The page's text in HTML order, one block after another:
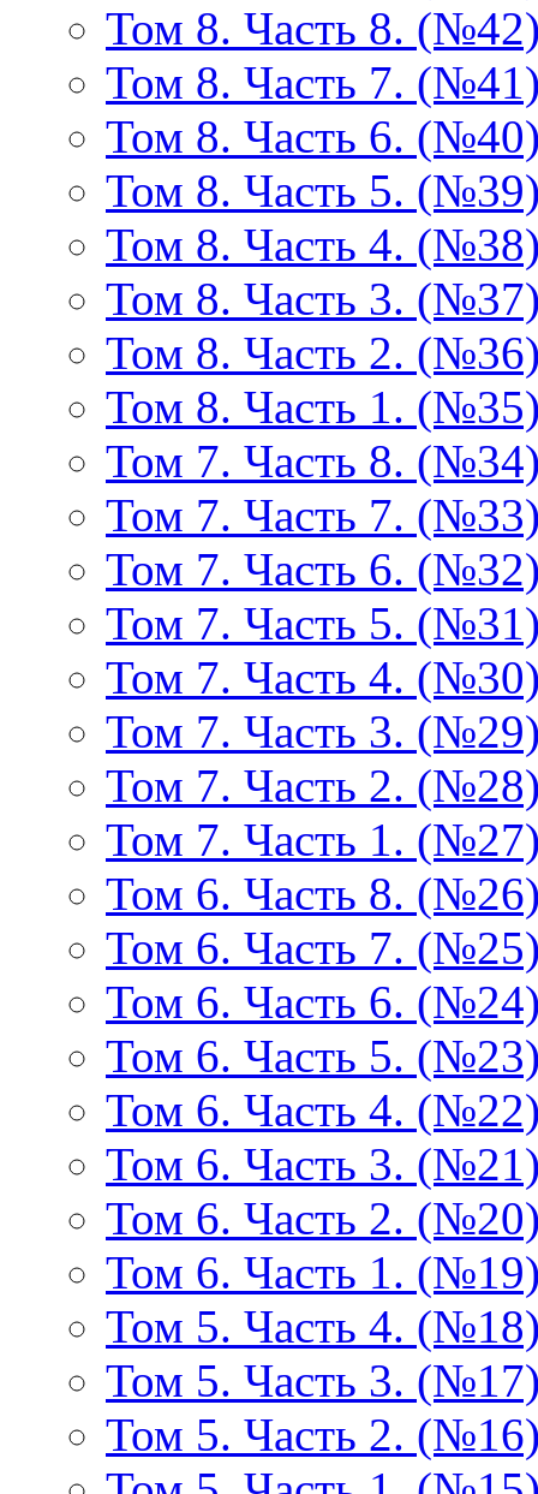
Том 8. Часть 8.
Том 8. Часть 7.
Том 8. Часть 6.
Том 8. Часть 5.
Том 8. Часть 4.
Том 8. Часть 3.
Том 8. Часть 2.
Том 8. Часть 1.
Том 7. Часть 8.
Том 7. Часть 7.
Том 7. Часть 6.
Том 7. Часть 5.
Том 7. Часть 4.
Том 7. Часть 3.
Том 7. Часть 2.
Том 7. Часть 1.
Том 6. Часть 8.
Том 6. Часть 7.
Том 6. Часть 6.
Том 6. Часть 5.
Том 6. Часть 4.
Том 6. Часть 3.
Том 6. Часть 2.
Том 6. Часть 1.
Том 5. Часть 4.
Том 5. Часть 3.
Том 5. Часть 2.